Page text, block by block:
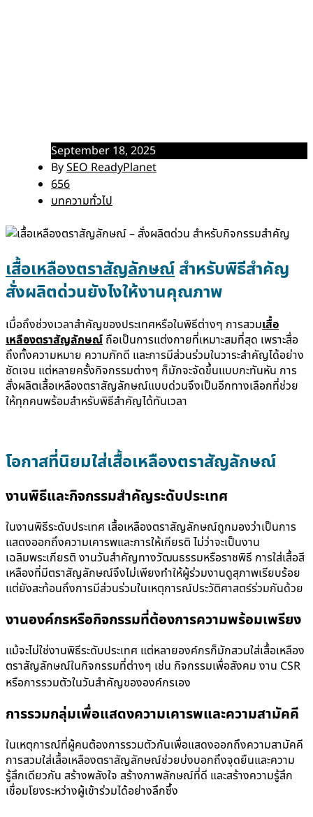
September 18, 2025
BySEO ReadyPlanet
656
บทความทั่วไป
เสื้อเหลืองตราสัญลักษณ์ สำหรับพิธีสำคัญ
สั่งผลิตด่วนยังไงให้งานคุณภาพ
เมื่อถึงช่วงเวลาสำคัญของประเทศหรือในพิธีต่างๆ การสวมเสื้อ
เหลืองตราสัญลักษณ์ ถือเป็นการแต่งกายที่เหมาะสมที่สุด เพราะสื่อ
ถึงทั้งความหมาย ความภักดี และการมีส่วนร่วมในวาระสำคัญได้อย่าง
ชัดเจน แต่หลายครั้งกิจกรรมต่างๆ ก็มักจะจัดขึ้นแบบกะทันหัน การ
สั่งผลิตเสื้อเหลืองตราสัญลักษณ์แบบด่วนจึงเป็นอีกทางเลือกที่ช่วย
ให้ทุกคนพร้อมสำหรับพิธีสำคัญได้ทันเวลา
โอกาสที่นิยมใส่เสื้อเหลืองตราสัญลักษณ์
งานพิธีและกิจกรรมสำคัญระดับประเทศ
ในงานพิธีระดับประเทศ เสื้อเหลืองตราสัญลักษณ์ถูกมองว่าเป็นการ
แสดงออกถึงความเคารพและการให้เกียรติ ไม่ว่าจะเป็นงาน
เฉลิมพระเกียรติ งานวันสำคัญทางวัฒนธรรมหรือราชพิธี การใส่เสื้อสี
เหลืองที่มีตราสัญลักษณ์จึงไม่เพียงทำให้ผู้ร่วมงานดูสุภาพเรียบร้อย
แต่ยังสะท้อนถึงการมีส่วนร่วมในเหตุการณ์ประวัติศาสตร์ร่วมกันด้วย
งานองค์กรหรือกิจกรรมที่ต้องการความพร้อมเพรียง
แม้จะไม่ใช่งานพิธีระดับประเทศ แต่หลายองค์กรก็มักสวมใส่เสื้อเหลือง
ตราสัญลักษณ์ในกิจกรรมที่ต่างๆ เช่น กิจกรรมเพื่อสังคม งาน CSR
หรือการรวมตัวในวันสำคัญขององค์กรเอง
การรวมกลุ่มเพื่อแสดงความเคารพและความสามัคคี
ในเหตุการณ์ที่ผู้คนต้องการรวมตัวกันเพื่อแสดงออกถึงความสามัคคี
การสวมใส่เสื้อเหลืองตราสัญลักษณ์ช่วยบ่งบอกถึงจุดยืนและความ
รู้สึกเดียวกัน สร้างพลังใจ สร้างภาพลักษณ์ที่ดี และสร้างความรู้สึก
เชื่อมโยงระหว่างผู้เข้าร่วมได้อย่างลึกซึ้ง